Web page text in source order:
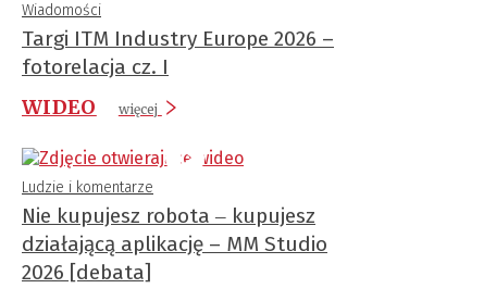
Wiadomości
Targi ITM Industry Europe 2026 –
fotorelacja cz. I
WIDEO
więcej
Ludzie i komentarze
Nie kupujesz robota ‒ kupujesz
działającą aplikację – MM Studio
2026 [debata]